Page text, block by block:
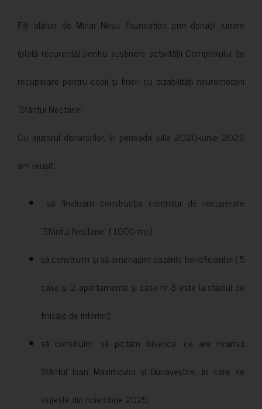
Fiți alături de Mihai Neșu Foundation prin donații lunare
(plată recurentă) pentru susținere activității Complexului de
recuperare pentru copii și tineri cu dizabilități neuromotorii
”Sfântul Nectarie”.
Cu ajutorul donatorilor, în perioada iulie 2020-iunie 2026
am reușit:
să finalizăm construcția centrului de recuperare
”Sfântul Nectarie” ( 1000 mp);
să construim și să amenajăm cazările beneficiarilor ( 5
case și 2 apartamente și casa nr 8 este la stadiul de
finisaje de interior);
să construim, să pictăm biserica, ce are Hramul
Sfântul Ioan Maximovici și Bunavestire, în care se
slujește din noiembrie 2025;